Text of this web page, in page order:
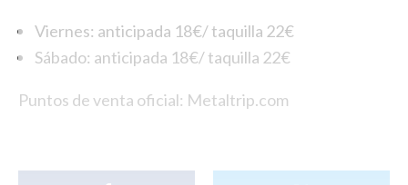
Viernes: anticipada 18€/ taquilla 22€
Sábado: anticipada 18€/ taquilla 22€
Puntos de venta oficial: Metaltrip.com